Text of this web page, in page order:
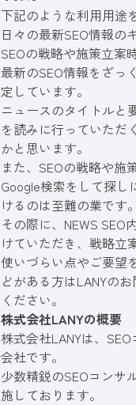
下記のような利用用途
日々の最新SEO情報の
SEOの戦略や施策立案
最新のSEO情報をざっ
定しています。
ニュースのタイトルと
を読みに行っていただ
かと思います。
また、SEOの戦略や施
Google検索をして探
けるのは至難の業です。
その際に、NEWS
けていただき、戦略立
使いづらい点やご要望
どがある方はLANYの
ください。
株式会社LANYの概要
株式会社LANYは、
会社です。
少数精鋭のSEOコンサ
施しております。